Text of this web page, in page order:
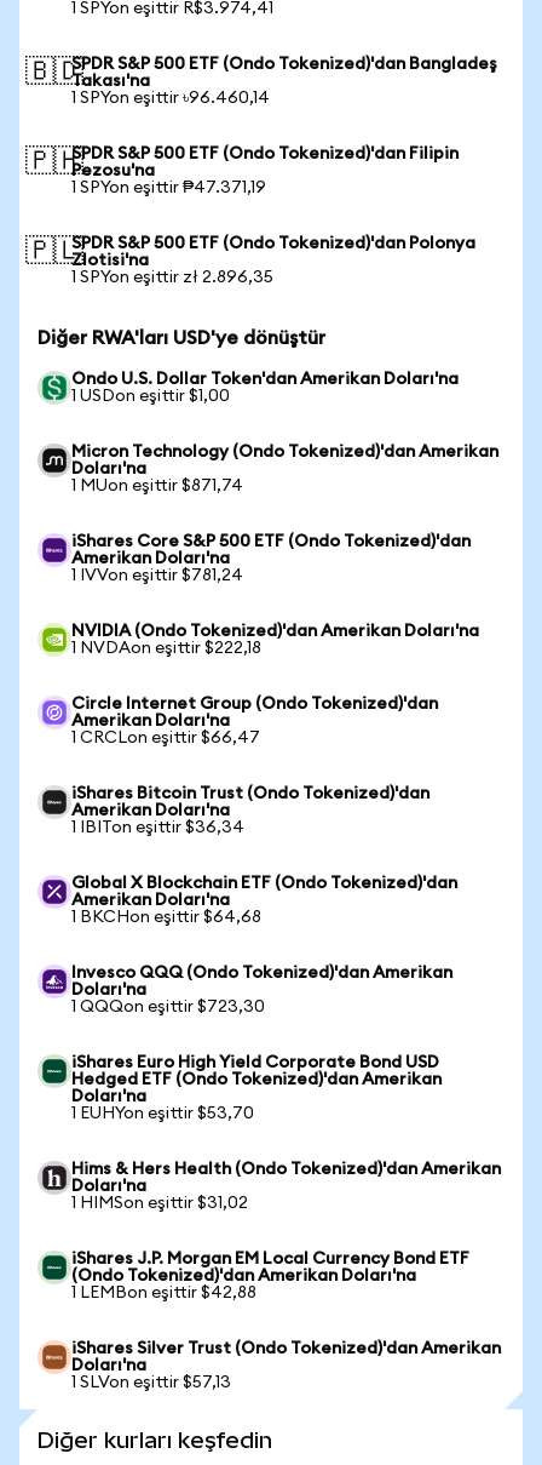
1 SPYon eşittir R$3.974,41
🇧🇩SPDR S&P 500 ETF (Ondo Tokenized)'dan Bangladeş
Takası'na
1 SPYon eşittir ৳96.460,14
🇵🇭SPDR S&P 500 ETF (Ondo Tokenized)'dan Filipin
Pezosu'na
1 SPYon eşittir ₱47.371,19
🇵🇱SPDR S&P 500 ETF (Ondo Tokenized)'dan Polonya
Zlotisi'na
1 SPYon eşittir zł 2.896,35
Diğer RWA'ları USD'ye dönüştür
Ondo U.S. Dollar Token'dan Amerikan Doları'na
1 USDon eşittir $1,00
Micron Technology (Ondo Tokenized)'dan Amerikan
Doları'na
1 MUon eşittir $871,74
iShares Core S&P 500 ETF (Ondo Tokenized)'dan
Amerikan Doları'na
1 IVVon eşittir $781,24
NVIDIA (Ondo Tokenized)'dan Amerikan Doları'na
1 NVDAon eşittir $222,18
Circle Internet Group (Ondo Tokenized)'dan
Amerikan Doları'na
1 CRCLon eşittir $66,47
iShares Bitcoin Trust (Ondo Tokenized)'dan
Amerikan Doları'na
1 IBITon eşittir $36,34
Global X Blockchain ETF (Ondo Tokenized)'dan
Amerikan Doları'na
1 BKCHon eşittir $64,68
Invesco QQQ (Ondo Tokenized)'dan Amerikan
Doları'na
1 QQQon eşittir $723,30
iShares Euro High Yield Corporate Bond USD
Hedged ETF (Ondo Tokenized)'dan Amerikan
Doları'na
1 EUHYon eşittir $53,70
Hims & Hers Health (Ondo Tokenized)'dan Amerikan
Doları'na
1 HIMSon eşittir $31,02
iShares J.P. Morgan EM Local Currency Bond ETF
(Ondo Tokenized)'dan Amerikan Doları'na
1 LEMBon eşittir $42,88
iShares Silver Trust (Ondo Tokenized)'dan Amerikan
Doları'na
1 SLVon eşittir $57,13
Diğer kurları keşfedin